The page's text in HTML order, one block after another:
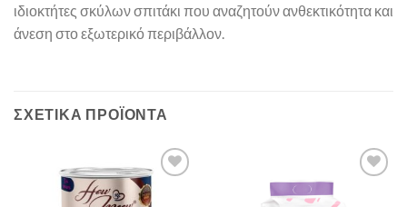
ιδιοκτήτες σκύλων σπιτάκι που αναζητούν ανθεκτικότητα και
άνεση στο εξωτερικό περιβάλλον.
ΣΧΕΤΙΚΆ ΠΡΟΪΌΝΤΑ